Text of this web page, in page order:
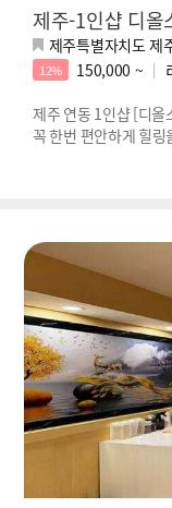
제주-1인샵 디올
제주특별자치도 제
12% 150,000 ~
제주 연동 1인샵 [디
꼭 한번 편안하게 힐링